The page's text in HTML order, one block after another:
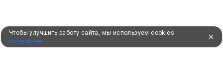
Чтобы улучшить работу сайта, мы используем cookies.
Подробнее